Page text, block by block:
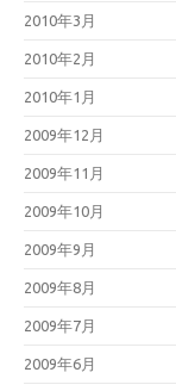
2010年3月
2010年2月
2010年1月
2009年12月
2009年11月
2009年10月
2009年9月
2009年8月
2009年7月
2009年6月